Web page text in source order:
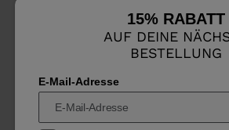
15% RABATT
AUF DEINE
BESTELLUNG
E-Mail-Adresse